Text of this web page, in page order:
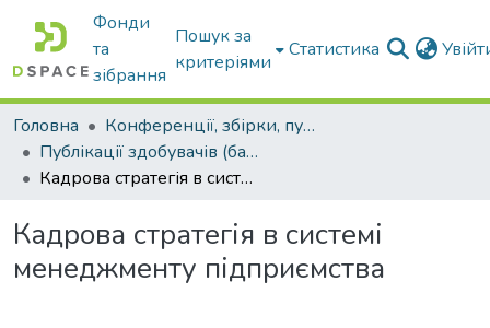
Фонди
та
зібрання
Пошук за
критеріями
Статистика
Головна
Конференції, збірки, публікації молодих вчених і здобувачів : магістрів, бакалаврів, аспірантів.
Публікації здобувачів (бакалаврів. магістрів, аспірантів)
Кадрова стратегія в системі менеджменту підприємства
Кадрова стратегія в системі
менеджменту підприємства